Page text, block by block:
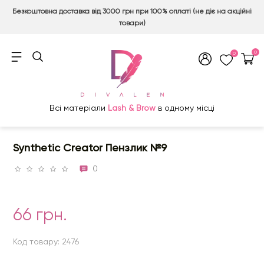
Безкоштовна доставка від 3000 грн при 100% оплаті (не діє на акційні
товари)
0 0
Всі матеріали Lash & Brow в одному місці
Synthetic Creator Пензлик №9
0
66 грн.
Код товару: 2476